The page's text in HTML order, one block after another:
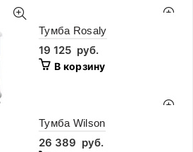
Тумба Rosaly
19 125 руб.
В корзину
Тумба Wilson
26 389 руб.